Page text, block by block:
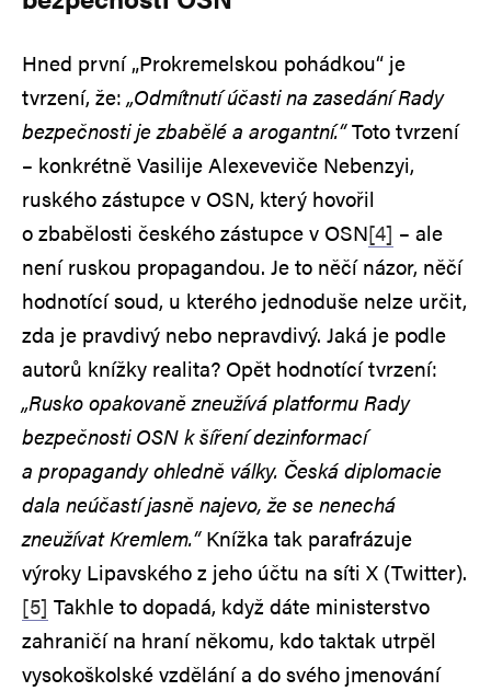
Hned první „Prokremelskou pohádkou“ je
tvrzení, že:„Odmítnutí účasti na zasedání Rady
bezpečnosti je zbabělé a arogantní.“Toto tvrzení
– konkrétně Vasilije Alexeveviče Nebenzyi,
ruského zástupce v OSN, který hovořil
o zbabělosti českého zástupce v OSN[4] – ale
není ruskou propagandou. Je to něčí názor, něčí
hodnotící soud, u kterého jednoduše nelze určit,
zda je pravdivý nebo nepravdivý. Jaká je podle
autorů knížky realita? Opět hodnotící tvrzení:
„Rusko opakovaně zneužívá platformu Rady
bezpečnosti OSN k šíření dezinformací
a propagandy ohledně války. Česká diplomacie
dala neúčastí jasně najevo, že se nenechá
zneužívat Kremlem.“Knížka tak parafrázuje
výroky Lipavského z jeho účtu na síti X (Twitter).
[5] Takhle to dopadá, když dáte ministerstvo
zahraničí na hraní někomu, kdo taktak utrpěl
vysokoškolské vzdělání a do svého jmenování